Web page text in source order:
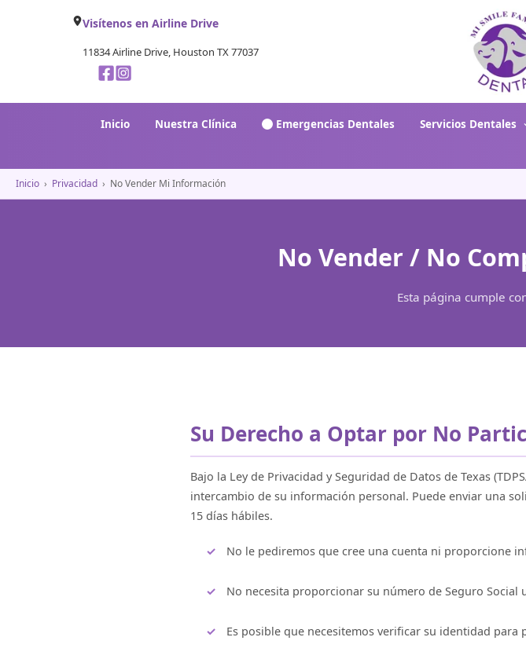
Visítenos en Airline Drive
11834 Airline Drive, Houston TX 77037
Inicio Nuestra Clínica Emergencias Dentales Servicios Dentales
Inicio › Privacidad › No Vender Mi Información
No Vender / No
Esta página cumple
Su Derecho a Optar por No
Bajo la Ley de Privacidad y Seguridad de Datos de Texas
intercambio de su información personal. Puede enviar una
15 días hábiles.
No le pediremos que cree una cuenta ni proporcione
No necesita proporcionar su número de Seguro Social
Es posible que necesitemos verificar su identidad para